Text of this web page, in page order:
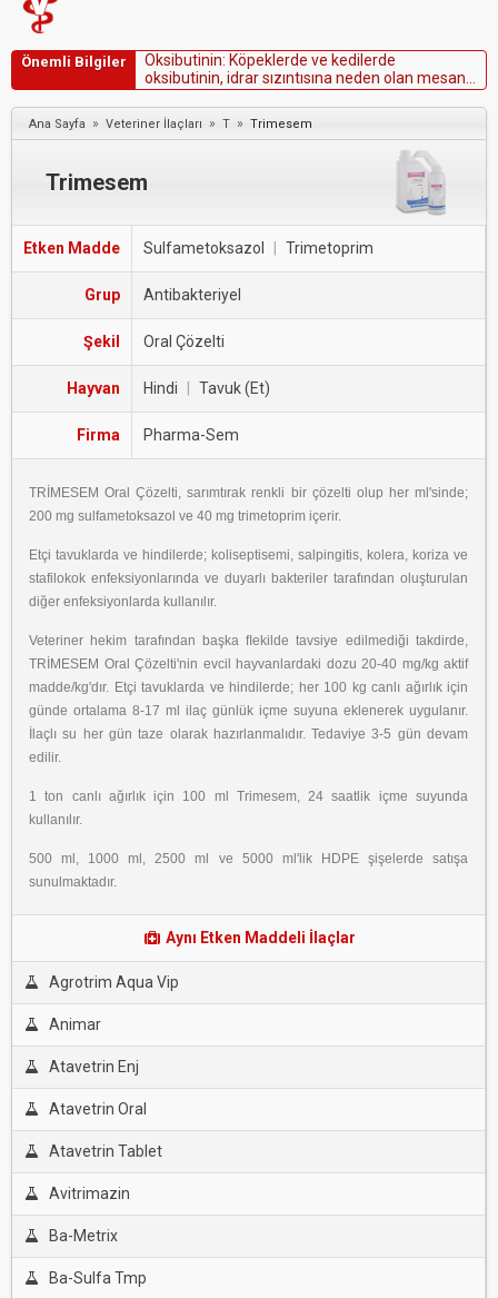
Önemli Bilgiler Oksibutinin: Köpekerde ve kedi erde
oksibutinin, idrarsızıntısına neden o an mesan
spazmlarınıdurdurmayayardımcıolmakiçin
kullanılır.
Ana Sayfa » Veteriner İlaçları » T » Trimesem
Trimesem
Etken Madde Sulfametoksazol Trimetoprim
Grup Antibakteriyel
Şekil Oral Çözelti
Hayvan Hindi Tavuk (Et)
Firma Pharma-Sem
TRİMESEM Oral Çözelti, sarımtırak renkli bir çözelti olup her ml'sinde;
200 mg sulfametoksazol ve 40 mg trimetoprim içerir.
Etçi tavuklarda ve hindilerde; koliseptisemi, salpingitis, kolera, koriza ve
stafilokok enfeksiyonlarında ve duyarlı bakteriler tarafından oluşturulan
diğer enfeksiyonlarda kullanılır.
Veteriner hekim tarafından başka ﬂekilde tavsiye edilmediği takdirde,
TRİMESEM Oral Çözelti'nin evcil hayvanlardaki dozu 20-40 mg/kg aktif
madde/kg'dır. Etçi tavuklarda ve hindilerde; her 100 kg canlı ağırlık için
günde ortalama 8-17 ml ilaç günlük içme suyuna eklenerek uygulanır.
İlaçlı su her gün taze olarak hazırlanmalıdır. Tedaviye 3-5 gün devam
edilir.
1 ton canlı ağırlık için 100 ml Trimesem, 24 saatlik içme suyunda
kullanılır.
500 ml, 1000 ml, 2500 ml ve 5000 ml'lik HDPE şişelerde satışa
sunulmaktadır.
Aynı Etken Maddeli İlaçlar
Agrotrim Aqua Vip
Animar
Atavetrin Enj
Atavetrin Oral
Atavetrin Tablet
Avitrimazin
Ba-Metrix
Ba-Sulfa Tmp